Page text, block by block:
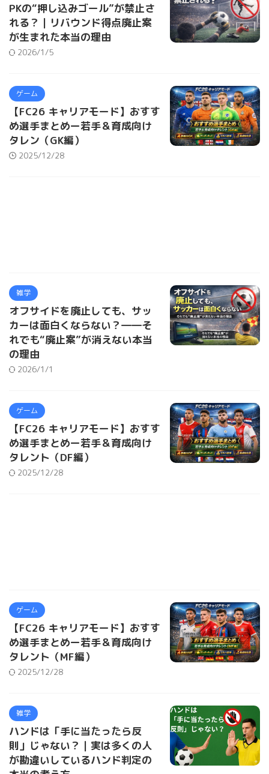
PKの“押し込みゴール”が禁止さ
れる？｜リバウンド得点廃止案
が生まれた本当の理由
2026/1/5
ゲーム
【FC26 キャリアモード】おすす
め選手まとめー若手＆育成向け
タレン（GK編）
2025/12/28
雑学
オフサイドを廃止しても、サッ
カーは面白くならない？――そ
れでも“廃止案”が消えない本当
の理由
2026/1/1
ゲーム
【FC26 キャリアモード】おすす
め選手まとめー若手＆育成向け
タレント（DF編）
2025/12/28
ゲーム
【FC26 キャリアモード】おすす
め選手まとめー若手＆育成向け
タレント（MF編）
2025/12/28
雑学
ハンドは「手に当たったら反
則」じゃない？｜実は多くの人
が勘違いしているハンド判定の